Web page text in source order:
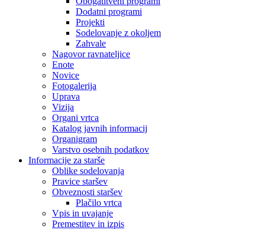
Dodatni programi
Projekti
Sodelovanje z okoljem
Zahvale
Nagovor ravnateljice
Enote
Novice
Fotogalerija
Uprava
Vizija
Organi vrtca
Katalog javnih informacij
Organigram
Varstvo osebnih podatkov
Informacije za starše
Oblike sodelovanja
Pravice staršev
Obveznosti staršev
Plačilo vrtca
Vpis in uvajanje
Premestitev in izpis